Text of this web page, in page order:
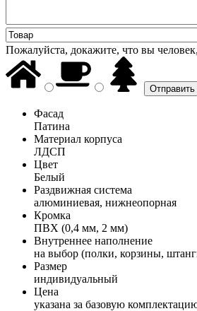
Пожалуйста, докажите, что вы
Фасад
Патина
Материал корпуса
ЛДСП
Цвет
Белый
Раздвижная система
алюминиевая, нижнеопорная
Кромка
ПВХ (0,4 мм, 2 мм)
Внутреннее наполнение
на выбор (полки, корзины,
Размер
индивидуальный
Цена
указана за базовую